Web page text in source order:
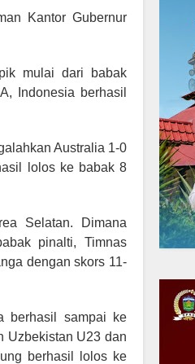
Kantor Gubernur
mulai dari babak
Indonesia berhasil
Australia 1-0
lolos ke babak 8
Selatan. Dimana
pinalti, Timnas
dengan skors 11-
berhasil sampai ke
Uzbekistan U23 dan
berhasil lolos ke